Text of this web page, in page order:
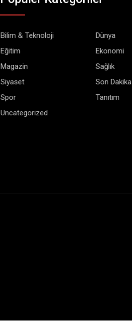
Bilim & Teknoloji
Dünya
Eğitim
Ekonomi
Magazin
Sağlık
Siyaset
Son Dakika
Spor
Tanıtım
Uncategorized